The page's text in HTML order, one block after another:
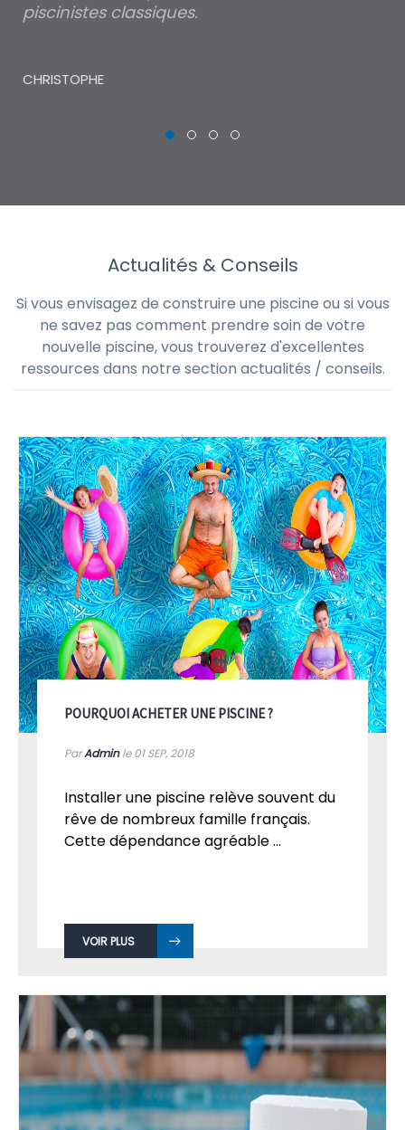
piscinistes classiques.
CHRISTOPHE
Actualités & Conseils
Si vous envisagez de construire une piscine ou si vous
ne savez pas comment prendre soin de votre
nouvelle piscine, vous trouverez d'excellentes
ressources dans notre section actualités / conseils.
POURQUOI ACHETER UNE PISCINE ?
ParAdminle 01SEP, 2018
Installer une piscine relève souvent du
rêve de nombreux famille français.
Cette dépendance agréable ...
VOIR PLUS